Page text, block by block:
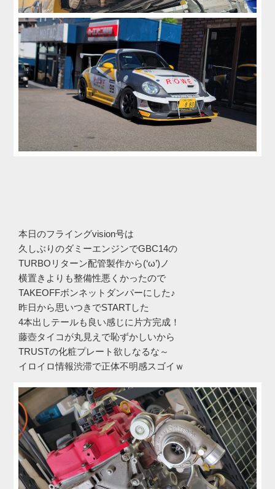
本日のフライングvision号は
久しぶりのダミーエンジンでGBC14の
TURBOリターン配管製作から(‘ω’)ノ
横置きよりも整備性悪くかったので
TAKEOFFボンネットダンパーにした♪
昨日から思いつきでSTARTした
4本出しテールも良い感じに片方完成！
藤壺タイコが丸見えで恥ずかしいから
TRUSTの化粧プレート欲しなるな～
イロイロ情報渋滞で正体不明感スゴイｗ